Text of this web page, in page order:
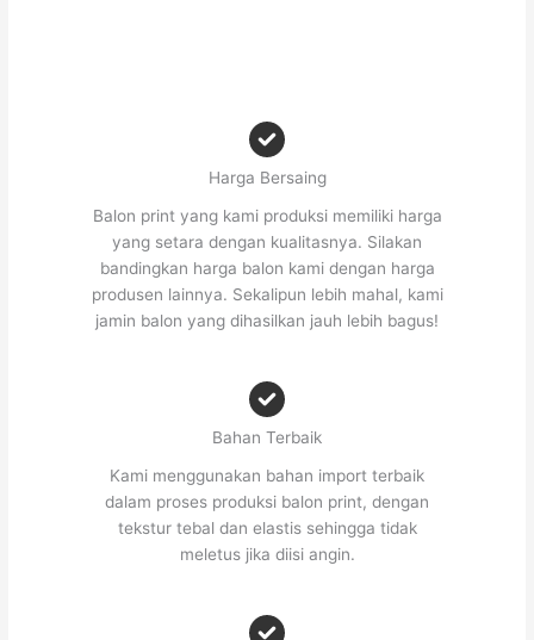
Harga Bersaing
Balon print yang kami produksi memiliki harga
yang setara dengan kualitasnya. Silakan
bandingkan harga balon kami dengan harga
produsen lainnya. Sekalipun lebih mahal, kami
jamin balon yang dihasilkan jauh lebih bagus!
Bahan Terbaik
Kami menggunakan bahan import terbaik
dalam proses produksi balon print, dengan
tekstur tebal dan elastis sehingga tidak
meletus jika diisi angin.